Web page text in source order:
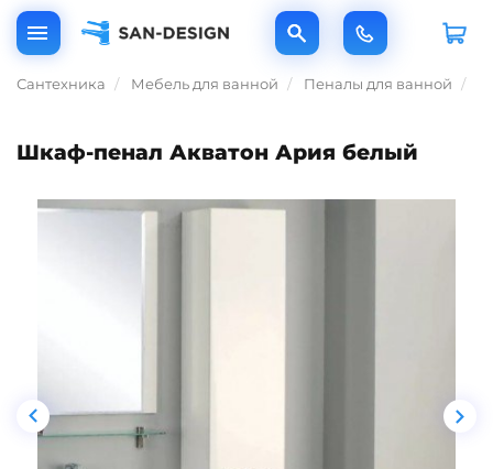
Сантехника Мебель для ванной Пеналы для ванной
Шкаф-пенал Акватон Ария белый